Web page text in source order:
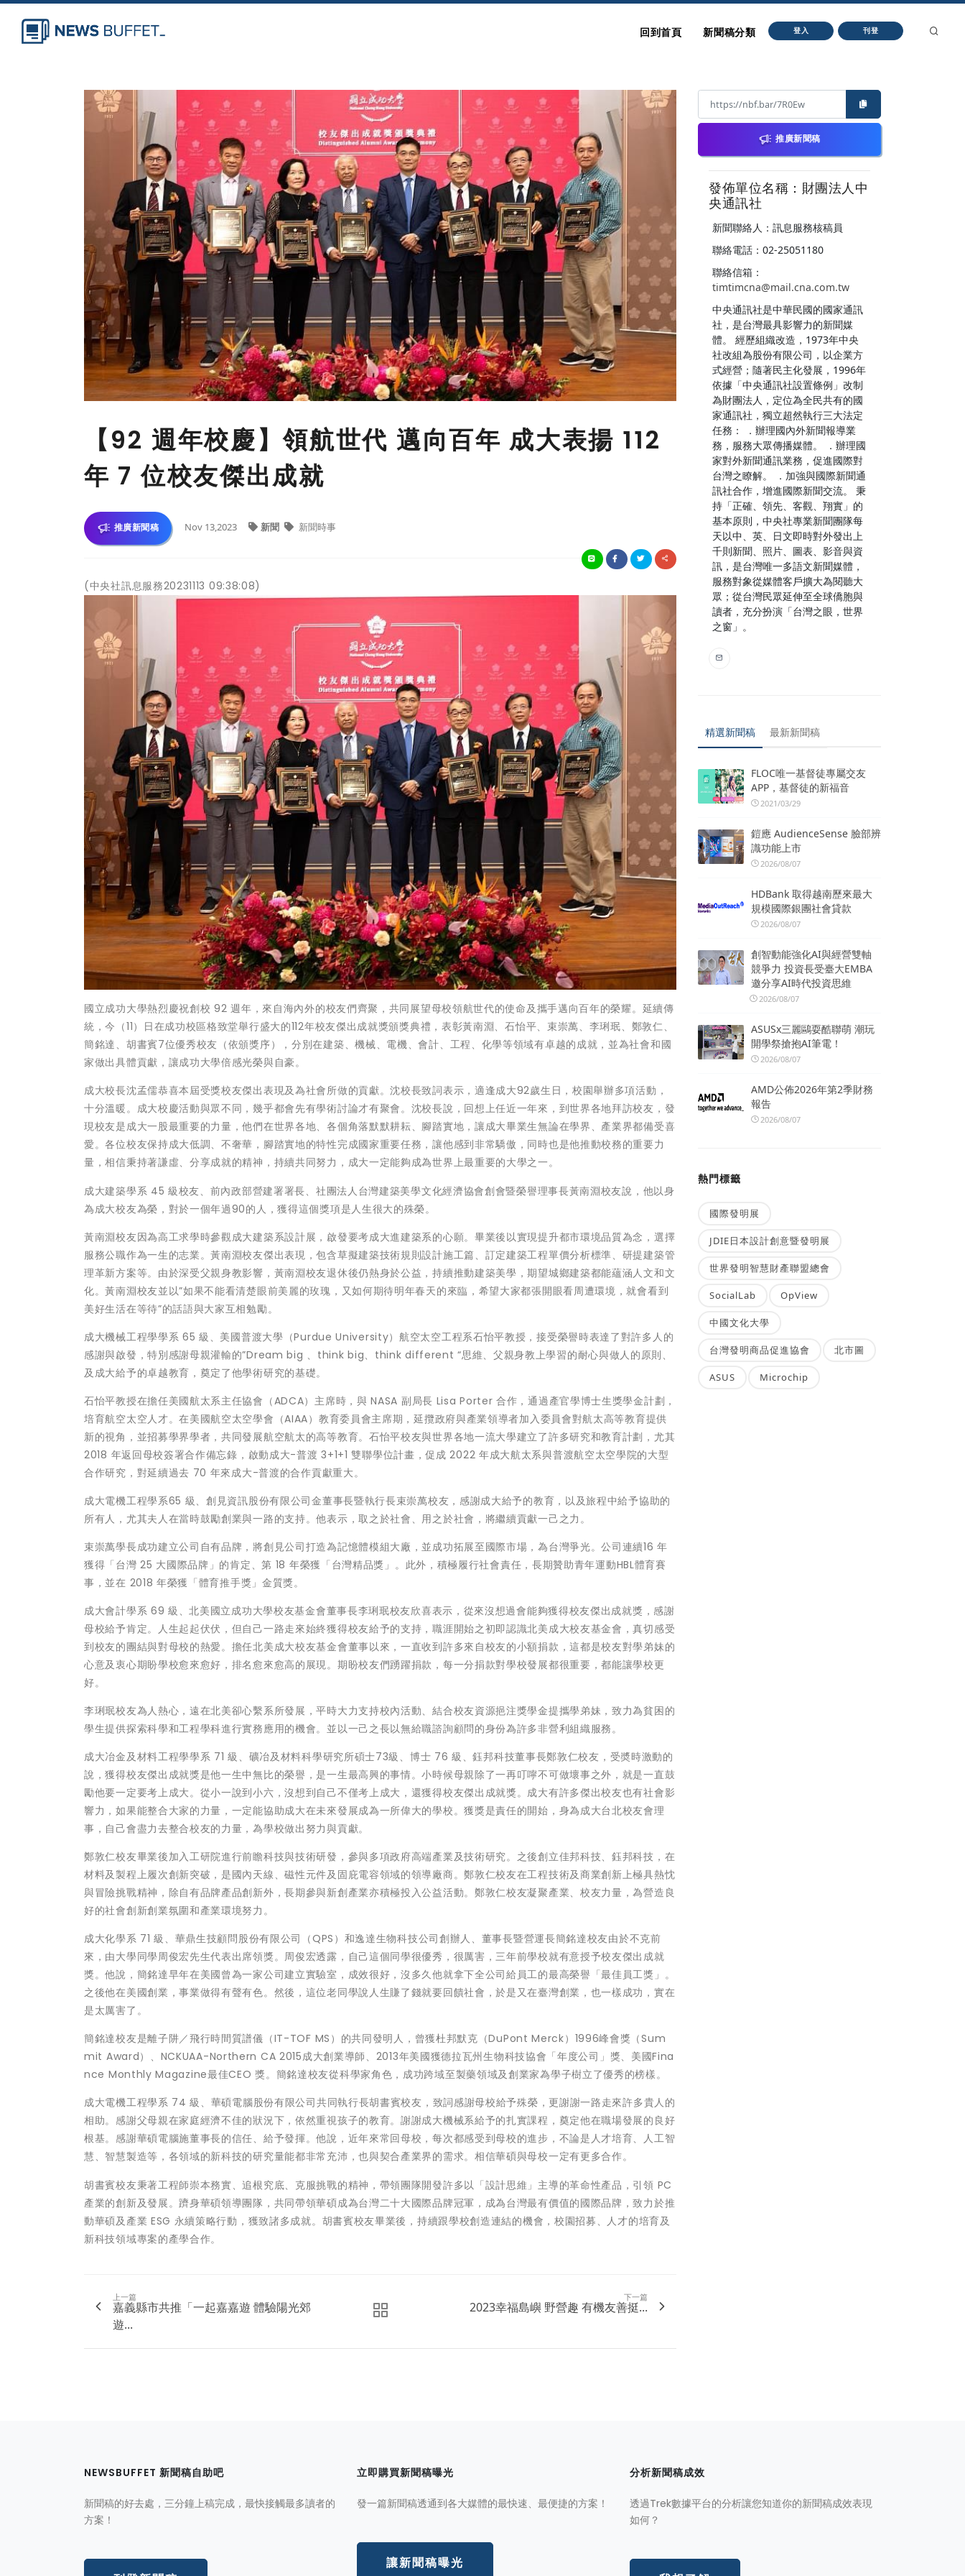
回到首頁 新聞稿分類 登入 刊登
【92 週年校慶】領航世代 邁向百年 成大表揚 112
年 7 位校友傑出成就
推廣新聞稿 Nov 13,2023 新聞 新聞時事
(中央社訊息服務20231113 09:38:08)
國立成功大學熱烈慶祝創校 92 週年，來自海內外的校友們齊聚，共同展望母校領航世代的使命及攜手邁向百年的榮耀。延續傳
統，今（11）日在成功校區格致堂舉行盛大的112年校友傑出成就獎頒獎典禮，表彰黃南淵、石怡平、束崇萬、李琍珉、鄭敦仁、
簡銘達、胡書賓7位優秀校友（依頒獎序），分別在建築、機械、電機、會計、工程、化學等領域有卓越的成就，並為社會和國
家做出具體貢獻，讓成功大學倍感光榮與自豪。
成大校長沈孟儒恭喜本屆受獎校友傑出表現及為社會所做的貢獻。沈校長致詞表示，適逢成大92歲生日，校園舉辦多項活動，
十分溫暖。成大校慶活動與眾不同，幾乎都會先有學術討論才有聚會。沈校長說，回想上任近一年來，到世界各地拜訪校友，發
現校友是成大一股最重要的力量，他們在世界各地、各個角落默默耕耘、腳踏實地，讓成大畢業生無論在學界、產業界都備受喜
愛。各位校友保持成大低調、不奢華，腳踏實地的特性完成國家重要任務，讓他感到非常驕傲，同時也是他推動校務的重要力
量，相信秉持著謙虛、分享成就的精神，持續共同努力，成大一定能夠成為世界上最重要的大學之一。
成大建築學系 45 級校友、前內政部營建署署長、社團法人台灣建築美學文化經濟協會創會暨榮譽理事長黃南淵校友說，他以身
為成大校友為榮，對於一個年過90的人，獲得這個獎項是人生很大的殊榮。
黃南淵校友因為高工求學時參觀成大建築系設計展，啟發要考成大進建築系的心願。畢業後以實現提升都市環境品質為念，選擇
服務公職作為一生的志業。黃南淵校友傑出表現，包含草擬建築技術規則設計施工篇、訂定建築工程單價分析標準、研提建築管
理革新方案等。由於深受父親身教影響，黃南淵校友退休後仍熱身於公益，持續推動建築美學，期望城鄉建築都能蘊涵人文和文
化。黃南淵校友並以”如果不能看清楚眼前美麗的玫瑰，又如何期待明年春天的來臨，希望大家都張開眼看周遭環境，就會看到
美好生活在等待”的話語與大家互相勉勵。
成大機械工程學學系 65 級、美國普渡大學（Purdue University）航空太空工程系石怡平教授，接受榮譽時表達了對許多人的
感謝與啟發，特別感謝母親灌輸的”Dream big 、think big、think different “思維、父親身教上學習的耐心與做人的原則、
及成大給予的卓越教育，奠定了他學術研究的基礎。
石怡平教授在擔任美國航太系主任協會（ADCA）主席時，與 NASA 副局長 Lisa Porter 合作，通過產官學博士生獎學金計劃，
培育航空太空人才。在美國航空太空學會（AIAA）教育委員會主席期，延攬政府與產業領導者加入委員會對航太高等教育提供
新的視角，並招募學界學者，共同發展航空航太的高等教育。石怡平校友與世界各地一流大學建立了許多研究和教育計劃，尤其
2018 年返回母校簽署合作備忘錄，啟動成大-普渡 3+1+1 雙聯學位計畫，促成 2022 年成大航太系與普渡航空太空學院的大型
合作研究，對延續過去 70 年來成大-普渡的合作貢獻重大。
成大電機工程學系65 級、創見資訊股份有限公司金董事長暨執行長束崇萬校友，感謝成大給予的教育，以及旅程中給予協助的
所有人，尤其夫人在當時鼓勵創業與一路的支持。他表示，取之於社會、用之於社會，將繼續貢獻一己之力。
束崇萬學長成功建立公司自有品牌，將創見公司打造為記憶體模組大廠，並成功拓展至國際市場，為台灣爭光。公司連續16 年
獲得「台灣 25 大國際品牌」的肯定、第 18 年榮獲「台灣精品獎」。此外，積極履行社會責任，長期贊助青年運動HBL體育賽
事，並在 2018 年榮獲「體育推手獎」金質獎。
成大會計學系 69 級、北美國立成功大學校友基金會董事長李琍珉校友欣喜表示，從來沒想過會能夠獲得校友傑出成就獎，感謝
母校給予肯定。人生起起伏伏，但自己一路走來始終獲得校友給予的支持，職涯開始之初即認識北美成大校友基金會，真切感受
到校友的團結與對母校的熱愛。擔任北美成大校友基金會董事以來，一直收到許多來自校友的小額捐款，這都是校友對學弟妹的
心意及衷心期盼學校愈來愈好，排名愈來愈高的展現。期盼校友們踴躍捐款，每一分捐款對學校發展都很重要，都能讓學校更
好。
李琍珉校友為人熱心，遠在北美卻心繫系所發展，平時大力支持校內活動、結合校友資源挹注獎學金提攜學弟妹，致力為貧困的
學生提供探索科學和工程學科進行實務應用的機會。並以一己之長以無給職諮詢顧問的身份為許多非營利組織服務。
成大冶金及材料工程學學系 71 級、礦冶及材料科學研究所碩士73級、博士 76 級、鈺邦科技董事長鄭敦仁校友，受奬時激動的
說，獲得校友傑出成就獎是他一生中無比的榮譽，是一生最高興的事情。小時候母親除了一再叮嚀不可做壞事之外，就是一直鼓
勵他要一定要考上成大。從小一說到小六，沒想到自己不僅考上成大，還獲得校友傑出成就獎。成大有許多傑出校友也有社會影
響力，如果能整合大家的力量，一定能協助成大在未來發展成為一所偉大的學校。獲獎是責任的開始，身為成大台北校友會理
事，自己會盡力去整合校友的力量，為學校做出努力與貢獻。
鄭敦仁校友畢業後加入工研院進行前瞻科技與技術研發，參與多項政府高端產業及技術研究。之後創立佳邦科技、鈺邦科技，在
材料及製程上履次創新突破，是國內天線、磁性元件及固庇電容領域的領導廠商。鄭敦仁校友在工程技術及商業創新上極具熱忱
與冒險挑戰精神，除自有品牌產品創新外，長期參與新創產業亦積極投入公益活動。鄭敦仁校友凝聚產業、校友力量，為營造良
好的社會創新創業氛圍和產業環境努力。
成大化學系 71 級、華鼎生技顧問股份有限公司（QPS）和逸達生物科技公司創辦人、董事長暨營運長簡銘達校友由於不克前
來，由大學同學周俊宏先生代表出席領獎。周俊宏透露，自己這個同學很優秀，很厲害，三年前學校就有意授予校友傑出成就
獎。他說，簡銘達早年在美國曾為一家公司建立實驗室，成效很好，沒多久他就拿下全公司給員工的最高榮譽「最佳員工獎」。
之後他在美國創業，事業做得有聲有色。然後，這位老同學說人生賺了錢就要回饋社會，於是又在臺灣創業，也一樣成功，實在
是太厲害了。
簡銘達校友是離子阱／飛行時間質譜儀（IT-TOF MS）的共同發明人，曾獲杜邦默克（DuPont Merck）1996峰會獎（Sum
mit Award）、NCKUAA-Northern CA 2015成大創業導師、2013年美國獲德拉瓦州生物科技協會「年度公司」獎、美國Fina
nce Monthly Magazine最佳CEO 獎。簡銘達校友從科學家角色，成功跨域至製藥領域及創業家為學子樹立了優秀的榜樣。
成大電機工程學系 74 級、華碩電腦股份有限公司共同執行長胡書賓校友，致詞感謝母校給予殊榮，更謝謝一路走來許多貴人的
相助。感謝父母親在家庭經濟不佳的狀況下，依然重視孩子的教育。謝謝成大機械系給予的扎實課程，奠定他在職場發展的良好
根基。感謝華碩電腦施董事長的信任、給予發揮。他說，近年來常回母校，每次都感受到母校的進步，不論是人才培育、人工智
慧、智慧製造等，各領域的新科技的研究量能都非常充沛，也與契合產業界的需求。相信華碩與母校一定有更多合作。
胡書賓校友秉著工程師崇本務實、追根究底、克服挑戰的精神，帶領團隊開發許多以「設計思維」主導的革命性產品，引領 PC
產業的創新及發展。躋身華碩領導團隊，共同帶領華碩成為台灣二十大國際品牌冠軍，成為台灣最有價值的國際品牌，致力於推
動華碩及產業 ESG 永續策略行動，獲致諸多成就。胡書賓校友畢業後，持續跟學校創造連結的機會，校園招募、人才的培育及
新科技領域專案的產學合作。
上一篇
嘉義縣市共推「一起嘉嘉遊 體驗陽光郊
遊...
下一篇
2023幸福島嶼 野營趣 有機友善挺...
推廣新聞稿
發佈單位名稱：財團法人中
央通訊社
新聞聯絡人：訊息服務核稿員
聯絡電話：02-25051180
聯絡信箱：
timtimcna@mail.cna.com.tw
中央通訊社是中華民國的國家通訊
社，是台灣最具影響力的新聞媒
體。 經歷組織改造，1973年中央
社改組為股份有限公司，以企業方
式經營；隨著民主化發展，1996年
依據「中央通訊社設置條例」改制
為財團法人，定位為全民共有的國
家通訊社，獨立超然執行三大法定
任務： ．辦理國內外新聞報導業
務，服務大眾傳播媒體。 ．辦理國
家對外新聞通訊業務，促進國際對
台灣之瞭解。 ．加強與國際新聞通
訊社合作，增進國際新聞交流。 秉
持「正確、領先、客觀、翔實」的
基本原則，中央社專業新聞團隊每
天以中、英、日文即時對外發出上
千則新聞、照片、圖表、影音與資
訊，是台灣唯一多語文新聞媒體，
服務對象從媒體客戶擴大為閱聽大
眾；從台灣民眾延伸至全球僑胞與
讀者，充分扮演「台灣之眼，世界
之窗」。
精選新聞稿 最新新聞稿
FLOC唯一基督徒專屬交友
APP，基督徒的新福音
2021/03/29
鎧應 AudienceSense 臉部辨
識功能上市
2026/08/07
HDBank 取得越南歷來最大
規模國際銀團社會貸款
2026/08/07
創智動能強化AI與經營雙軸
競爭力 投資長受臺大EMBA
邀分享AI時代投資思維
2026/08/07
ASUSx三麗鷗耍酷聯萌 潮玩
開學祭搶抱AI筆電！
2026/08/07
AMD公佈2026年第2季財務
報告
2026/08/07
熱門標籤
國際發明展
JDIE日本設計創意暨發明展
世界發明智慧財產聯盟總會
SocialLab OpView
中國文化大學
台灣發明商品促進協會 北市圖
ASUS Microchip
NEWSBUFFET 新聞稿自助吧
新聞稿的好去處，三分鐘上稿完成，最快接觸最多讀者的
方案！
立即購買新聞稿曝光
發一篇新聞稿透通到各大媒體的最快速、最便捷的方案！
讓新聞稿曝光
分析新聞稿成效
透過Trek數據平台的分析讓您知道你的新聞稿成效表現
如何？